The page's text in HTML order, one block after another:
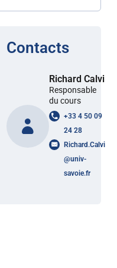
Contacts
Richard Calvi
Responsable
du cours
+33 4 50 09
24 28
Richard.Calvi
@univ-
savoie.fr